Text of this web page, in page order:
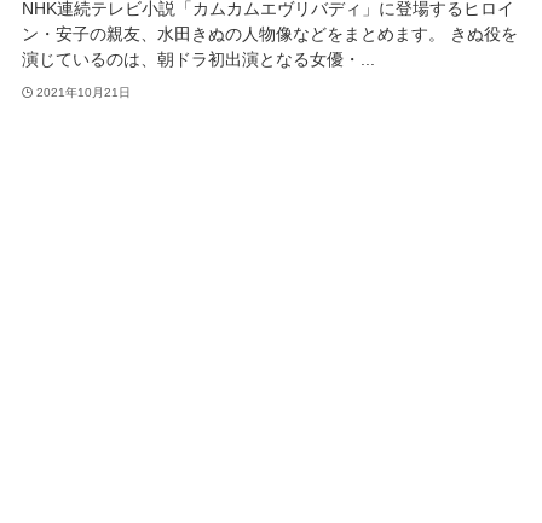
NHK連続テレビ小説「カムカムエヴリバディ」に登場するヒロイ
ン・安子の親友、水田きぬの人物像などをまとめます。 きぬ役を
演じているのは、朝ドラ初出演となる女優・...
2021年10月21日